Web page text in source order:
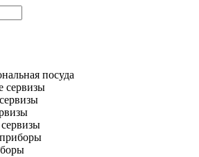
посуда
сервизы